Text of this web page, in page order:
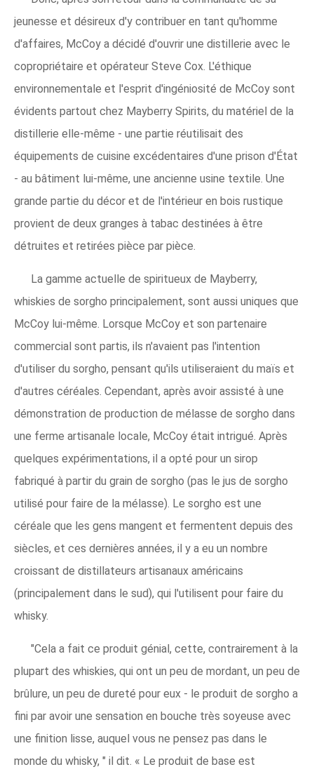
jeunesse et désireux d'y contribuer en tant qu'homme
d'affaires, McCoy a décidé d'ouvrir une distillerie avec le
copropriétaire et opérateur Steve Cox. L'éthique
environnementale et l'esprit d'ingéniosité de McCoy sont
évidents partout chez Mayberry Spirits, du matériel de la
distillerie elle-même - une partie réutilisait des
équipements de cuisine excédentaires d'une prison d'État
- au bâtiment lui-même, une ancienne usine textile. Une
grande partie du décor et de l'intérieur en bois rustique
provient de deux granges à tabac destinées à être
détruites et retirées pièce par pièce.
La gamme actuelle de spiritueux de Mayberry,
whiskies de sorgho principalement, sont aussi uniques que
McCoy lui-même. Lorsque McCoy et son partenaire
commercial sont partis, ils n'avaient pas l'intention
d'utiliser du sorgho, pensant qu'ils utiliseraient du maïs et
d'autres céréales. Cependant, après avoir assisté à une
démonstration de production de mélasse de sorgho dans
une ferme artisanale locale, McCoy était intrigué. Après
quelques expérimentations, il a opté pour un sirop
fabriqué à partir du grain de sorgho (pas le jus de sorgho
utilisé pour faire de la mélasse). Le sorgho est une
céréale que les gens mangent et fermentent depuis des
siècles, et ces dernières années, il y a eu un nombre
croissant de distillateurs artisanaux américains
(principalement dans le sud), qui l'utilisent pour faire du
whisky.
"Cela a fait ce produit génial, cette, contrairement à la
plupart des whiskies, qui ont un peu de mordant, un peu de
brûlure, un peu de dureté pour eux - le produit de sorgho a
fini par avoir une sensation en bouche très soyeuse avec
une finition lisse, auquel vous ne pensez pas dans le
monde du whisky, " il dit. « Le produit de base est